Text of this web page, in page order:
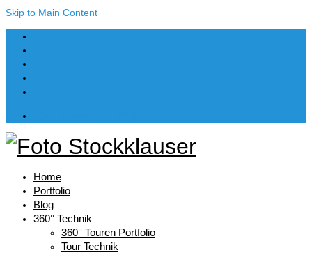
Skip to Main Content
Home
Portfolio
Blog
360° Technik
360° Touren Portfolio
Tour Technik